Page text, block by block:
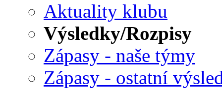
Aktuality klubu
Výsledky/Rozpisy
Zápasy - naše týmy
Zápasy - ostatní